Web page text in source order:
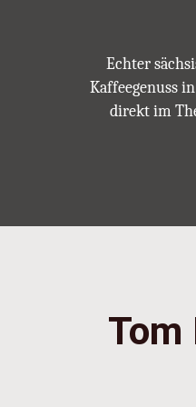
Echter
Kaffeegenuss
direkt im
Tom